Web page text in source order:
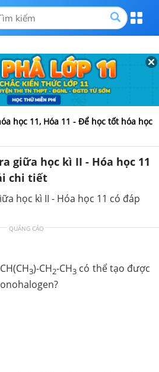
học 11, Hóa 11 - Để học tốt hóa học
giữa học kì II - Hóa học 11
chi tiết
học kì II - Hóa học 11 có đáp
QUẢNG CÁO
3)-CH2-CH3 có thể tạo được